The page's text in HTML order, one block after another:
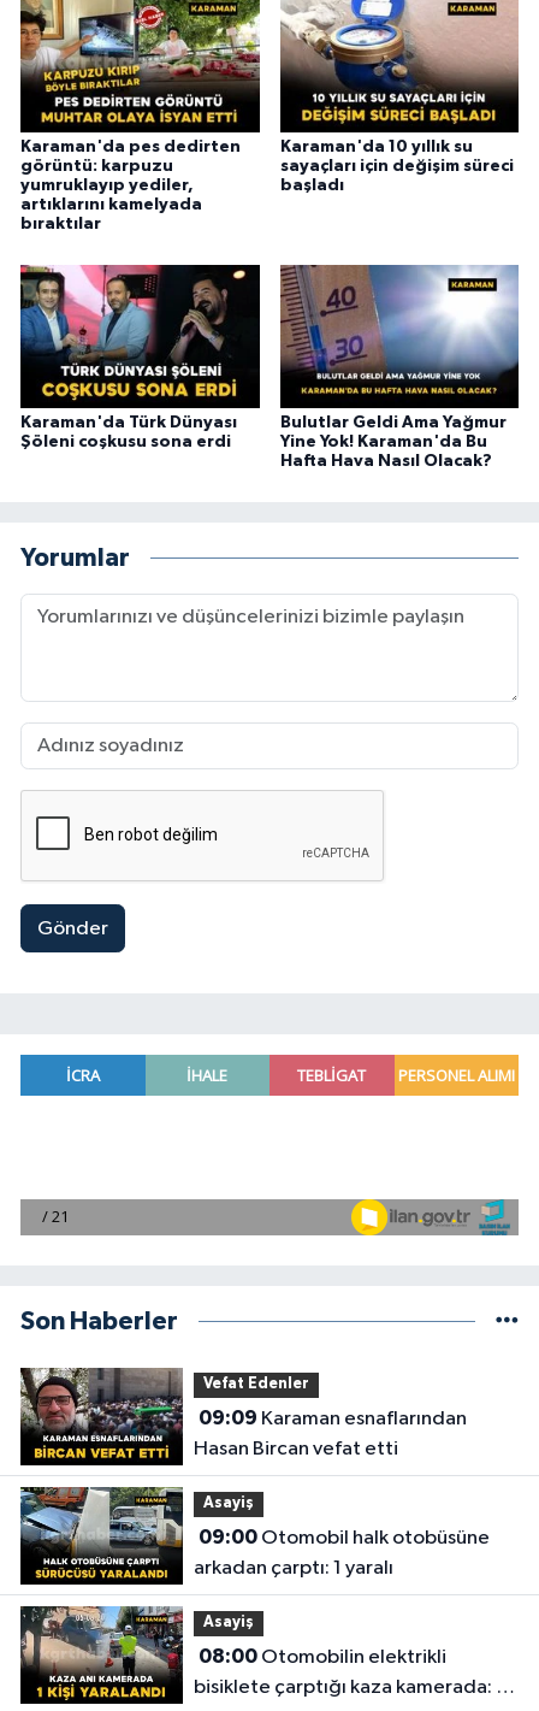
Karaman'da pes dedirten
görüntü: karpuzu
yumruklayıp yediler,
artıklarını kamelyada
bıraktılar
Karaman'da 10 yıllık su
sayaçları için değişim süreci
başladı
Karaman'da Türk Dünyası
Şöleni coşkusu sona erdi
Bulutlar Geldi Ama Yağmur
Yine Yok! Karaman'da Bu
Hafta Hava Nasıl Olacak?
Yorumlar
Gönder
Son Haberler
Vefat Edenler
09:09
Hasan Bircan vefat etti
Asayiş
09:00Otomobil halk otobüsüne
arkadan çarptı: 1 yaralı
Asayiş
08:00Otomobilin elektrikli
bisiklete çarptığı kaza kamerada: 1